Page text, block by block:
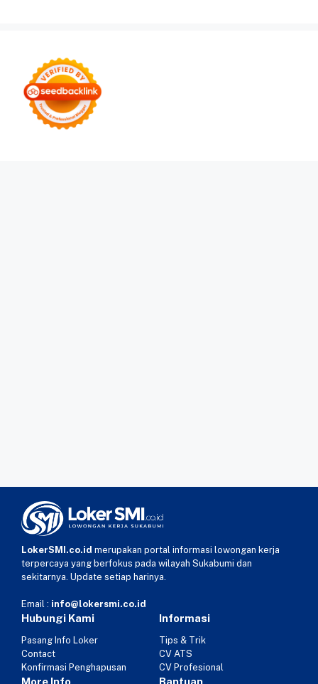
LokerSMI.co.id merupakan portal informasi lowongan kerja
terpercaya yang berfokus pada wilayah Sukabumi dan
sekitarnya. Update setiap harinya.
Email : info@lokersmi.co.id
Hubungi Kami
Pasang Info Loker
Contact
Konfirmasi Penghapusan
Informasi
Tips & Trik
CV ATS
CV Profesional
More Info Bantuan